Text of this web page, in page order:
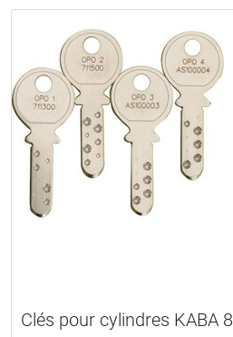
Clés pour cylindres KABA 8